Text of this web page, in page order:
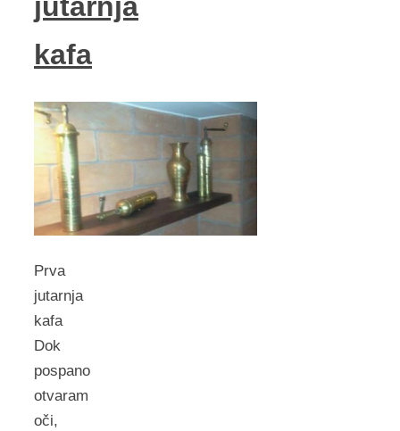
kafa
Prva
jutarnja
kafa
Dok
pospano
otvaram
oči,